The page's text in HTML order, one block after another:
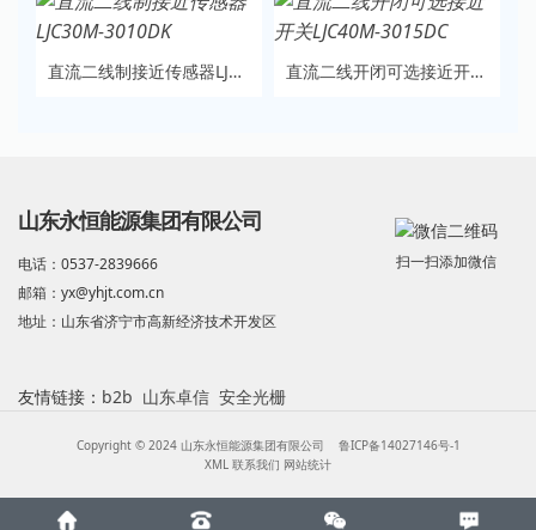
直流二线制接近传感器LJC30M-3010DK 直流二线开闭可选接近开关LJC40M-3015DC
山东永恒能源集团有限公司
电话：0537-2839666
邮箱：yx@yhjt.com.cn
地址：山东省济宁市高新经济技术开发区
扫一扫添加微信
友情链接： b2b 山东卓信 安全光栅
Copyright © 2024 山东永恒能源集团有限公司 鲁ICP备14027146号-1
XML 联系我们 网站统计